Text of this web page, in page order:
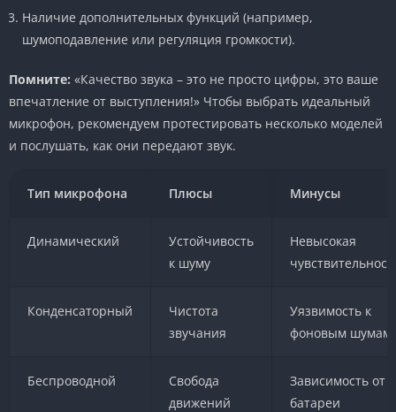
Наличие дополнительных функций (например,
шумоподавление или регуляция громкости).
Помните: «Качество звука – это не просто цифры, это ваше
впечатление от выступления!» Чтобы выбрать идеальный
микрофон, рекомендуем протестировать несколько моделей
и послушать, как они передают звук.
Тип микрофона Плюсы Минусы
Динамический
Устойчивость
к шуму
Невысокая
Конденсаторный
Чистота
звучания
Уязвимость к
фоновым шумам
Беспроводной
Свобода
движений
Зависимость от
батареи